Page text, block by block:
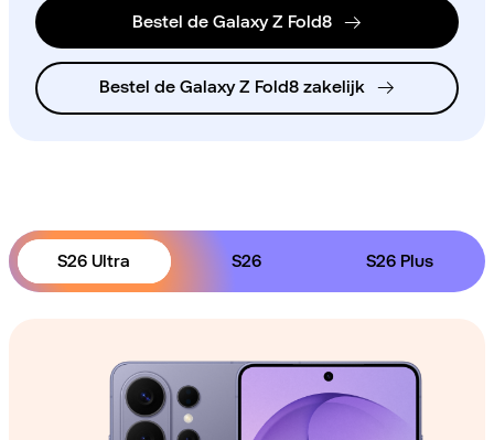
Bestel de Galaxy Z Fold8
Bestel de Galaxy Z Fold8 zakelijk
S26 Ultra S26 S26 Plus